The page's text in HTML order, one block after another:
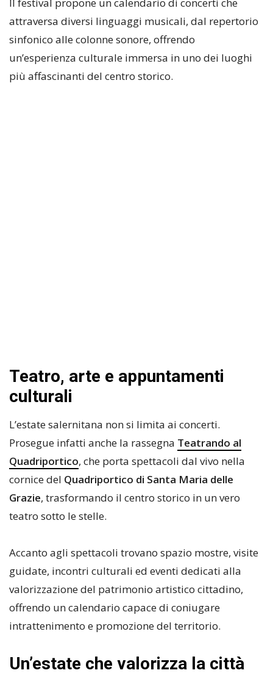
attraversa diversi linguaggi musicali, dal repertorio
sinfonico alle colonne sonore, offrendo
un’esperienza culturale immersa in uno dei luoghi
più affascinanti del centro storico.
Teatro, arte e appuntamenti
culturali
L’estate salernitana non si limita ai concerti.
Prosegue infatti anche la rassegna Teatrando al
Quadriportico, che porta spettacoli dal vivo nella
cornice del Quadriportico di Santa Maria delle
Grazie, trasformando il centro storico in un vero
teatro sotto le stelle.
Accanto agli spettacoli trovano spazio mostre, visite
guidate, incontri culturali ed eventi dedicati alla
valorizzazione del patrimonio artistico cittadino,
offrendo un calendario capace di coniugare
intrattenimento e promozione del territorio.
Un’estate che valorizza la città